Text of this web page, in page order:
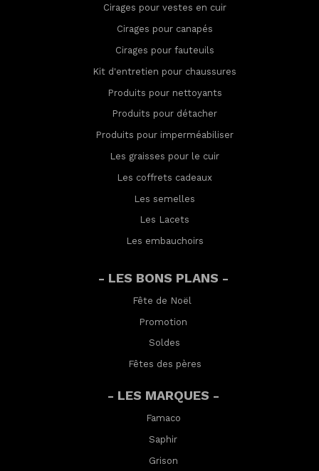
Cirages pour vestes en cuir
Cirages pour canapés
Cirages pour fauteuils
Kit d'entretien pour chaussures
Produits pour nettoyants
Produits pour détacher
Produits pour imperméabiliser
Les graisses pour le cuir
Les coffrets cadeaux
Les semelles
Les Lacets
Les embauchoirs
- LES BONS PLANS -
Fête de Noël
Promotion
Soldes
Fêtes des pères
- LES MARQUES -
Famaco
Saphir
Grison